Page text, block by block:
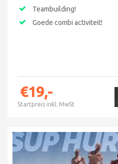
Teambuilding!
Goede combi activiteit!
€19,-
Startpreis inkl. MwSt
SUP